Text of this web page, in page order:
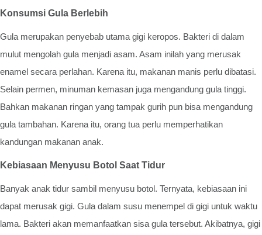
Konsumsi Gula Berlebih
Gula merupakan penyebab utama gigi keropos. Bakteri di dalam
mulut mengolah gula menjadi asam. Asam inilah yang merusak
enamel secara perlahan. Karena itu, makanan manis perlu dibatasi.
Selain permen, minuman kemasan juga mengandung gula tinggi.
Bahkan makanan ringan yang tampak gurih pun bisa mengandung
gula tambahan. Karena itu, orang tua perlu memperhatikan
kandungan makanan anak.
Kebiasaan Menyusu Botol Saat Tidur
Banyak anak tidur sambil menyusu botol. Ternyata, kebiasaan ini
dapat merusak gigi. Gula dalam susu menempel di gigi untuk waktu
lama. Bakteri akan memanfaatkan sisa gula tersebut. Akibatnya, gigi